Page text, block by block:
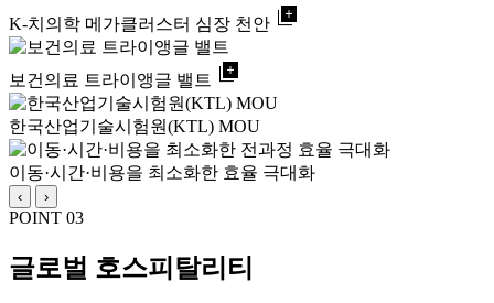
K-치의학 메가클러스터 심장 천안 library_add
보건의료 트라이앵글 밸트 library_add
한국산업기술시험원(KTL) MOU
이동·시간·비용을 최소화한 효율 극대화
‹ ›
POINT 03
글로벌 호스피탈리티